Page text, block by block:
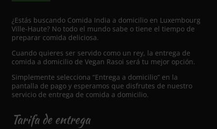
¿Estás buscando Comida India a domicilio en Luxembourg
Ville-Haute? No todo el mundo sabe o tiene el tiempo de
preparar comida deliciosa.
Cuando quieres ser servido como un rey, la entrega de
comida a domicilio de Vegan Rasoi será tu mejor opción.
Simplemente selecciona “Entrega a domicilio” en la
pantalla de pago y esperamos que disfrutes de nuestro
servicio de entrega de comida a domicilio.
Tarifa de entrega